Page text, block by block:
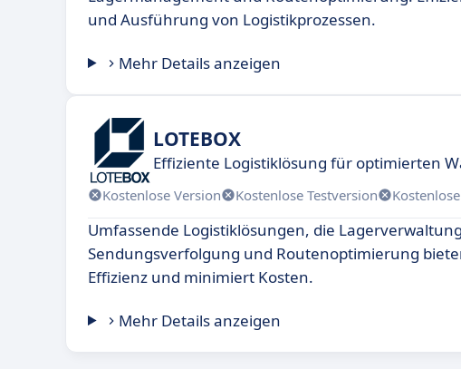
und Ausführung von Logistikprozessen.
Mehr Details anzeigen
LOTEBOX
Effiziente Logistiklösung für optimierten
Kostenlose Version Kostenlose Testversion
Umfassende Logistiklösungen, die
Sendungsverfolgung und Routenoptimierung
Effizienz und minimiert Kosten.
Mehr Details anzeigen